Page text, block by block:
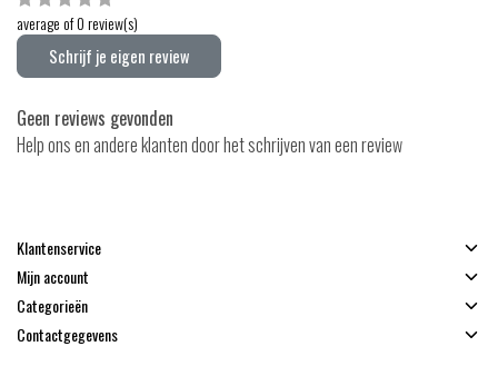
average of 0 review(s)
Schrijf je eigen review
Geen reviews gevonden
Help ons en andere klanten door het schrijven van een review
Klantenservice
Mijn account
Categorieën
Contactgegevens